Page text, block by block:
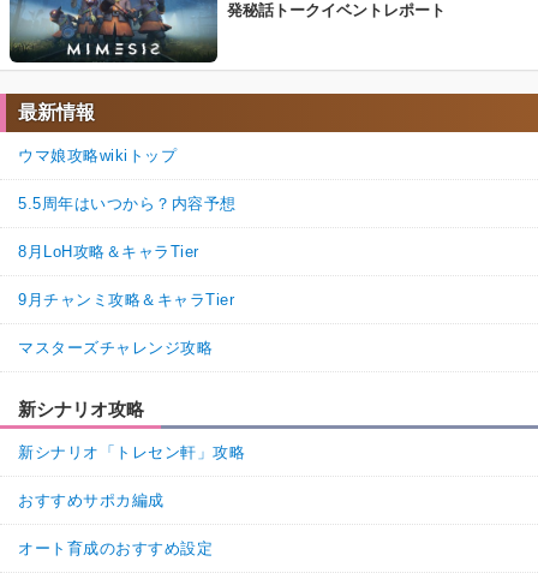
発秘話トークイベントレポート
最新情報
ウマ娘攻略wikiトップ
5.5周年はいつから？内容予想
8月LoH攻略＆キャラTier
9月チャンミ攻略＆キャラTier
マスターズチャレンジ攻略
新シナリオ攻略
新シナリオ「トレセン軒」攻略
おすすめサポカ編成
オート育成のおすすめ設定